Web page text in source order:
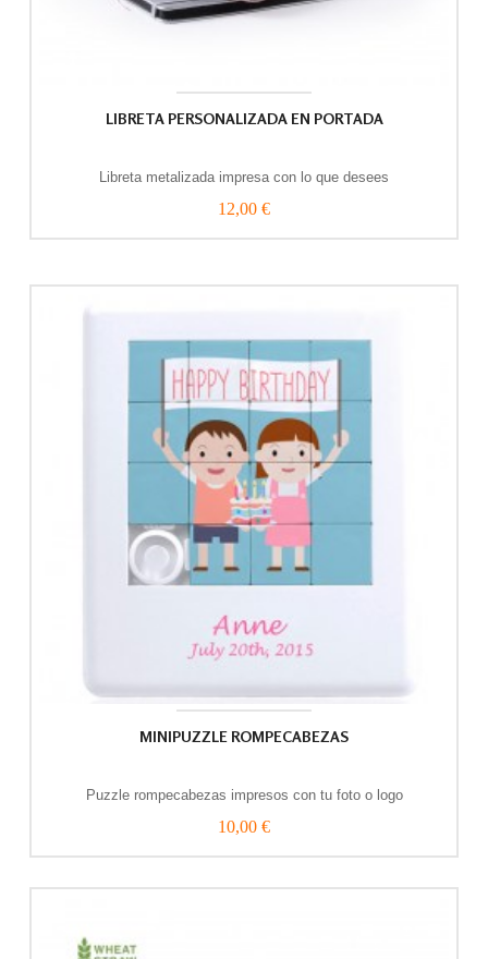
LIBRETA PERSONALIZADA EN PORTADA
Libreta metalizada impresa con lo que desees
12,00 €
MINIPUZZLE ROMPECABEZAS
Puzzle rompecabezas impresos con tu foto o logo
10,00 €